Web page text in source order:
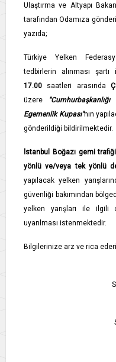
Ulaştırma ve Altyapı
tarafından Odamıza
yazıda;
Türkiye Yelken
tedbirlerin alınması şartı
17.00 saatleri arasında
üzere
Egemenlik Kupası"nın
gönderildiği bildirilmektedir.
İstanbul Boğazı gemi
yönlü ve/veya tek yönlü
yapılacak yelken
güvenliği bakımından
yelken yarışları ile ilgili
uyarılması istenmektedir.
Bilgilerinize arz ve rica